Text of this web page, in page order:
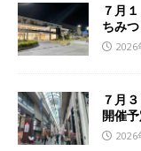
７月
ちみ
2026
７月
開催
2026